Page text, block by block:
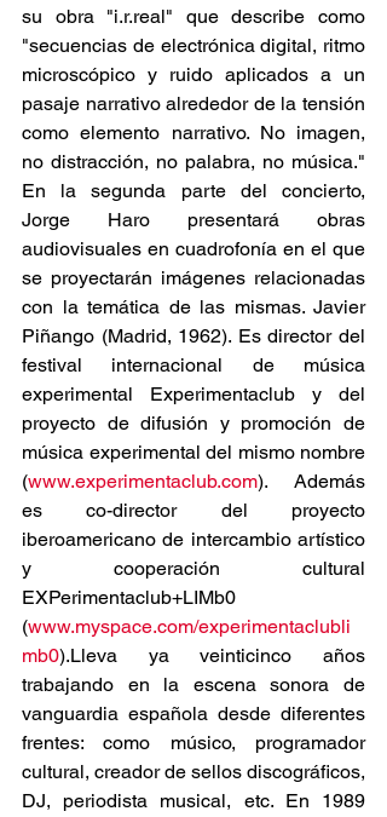
su obra "i.r.real" que describe como
"secuencias de electrónica digital, ritmo
microscópico y ruido aplicados a un
pasaje narrativo alrededor de la tensión
como elemento narrativo. No imagen,
no distracción, no palabra, no música."
En la segunda parte del concierto,
Jorge Haro presentará obras
audiovisuales en cuadrofonía en el que
se proyectarán imágenes relacionadas
con la temática de las mismas. Javier
Piñango (Madrid, 1962). Es director del
festival internacional de música
experimental Experimentaclub y del
proyecto de difusión y promoción de
música experimental del mismo nombre
(www.experimentaclub.com). Además
es co-director del proyecto
iberoamericano de intercambio artístico
y cooperación cultural
EXPerimentaclub+LIMb0
(www.myspace.com/experimentaclubli
mb0).Lleva ya veinticinco años
trabajando en la escena sonora de
vanguardia española desde diferentes
frentes: como músico, programador
cultural, creador de sellos discográficos,
DJ, periodista musical, etc. En 1989